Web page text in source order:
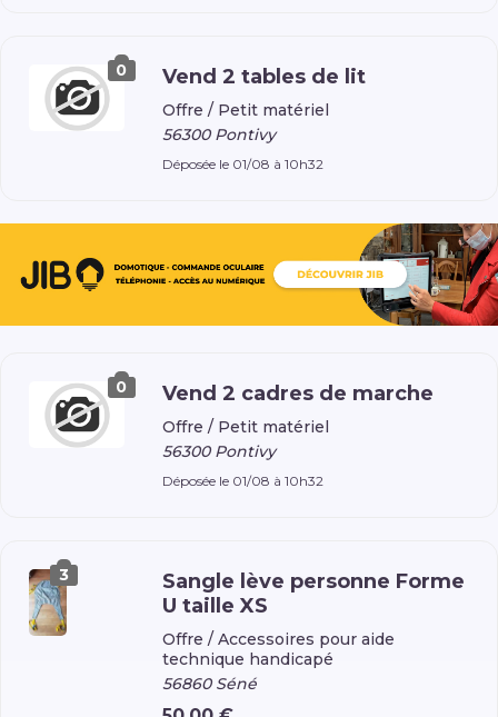
0 Vend 2 tables de lit
Offre / Petit matériel
56300 Pontivy
Déposée le 01/08 à 10h32
0 Vend 2 cadres de marche
Offre / Petit matériel
56300 Pontivy
Déposée le 01/08 à 10h32
3
Sangle lève personne Forme
U taille XS
Offre / Accessoires pour aide
technique handicapé
56860 Séné